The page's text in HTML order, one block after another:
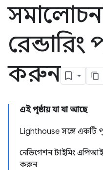
করুন
এই পৃষ্ঠায় যা যা আছে
Lighthouse সঙ্গে একটি
নেভিগেশন টাইমিং
করুন